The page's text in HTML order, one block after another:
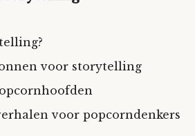
voor storytelling
voor popcorndenkers